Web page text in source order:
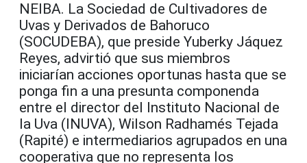
NEIBA. La Sociedad de Cultivadores de
Uvas y Derivados de Bahoruco
(SOCUDEBA), que preside Yuberky Jáquez
Reyes, advirtió que sus miembros
iniciarían acciones oportunas hasta que se
ponga fin a una presunta componenda
entre el director del Instituto Nacional de
la Uva (INUVA), Wilson Radhamés Tejada
(Rapité) e intermediarios agrupados en una
cooperativa que no representa los